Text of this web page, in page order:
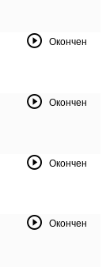
Окончен
Окончен
Окончен
Окончен